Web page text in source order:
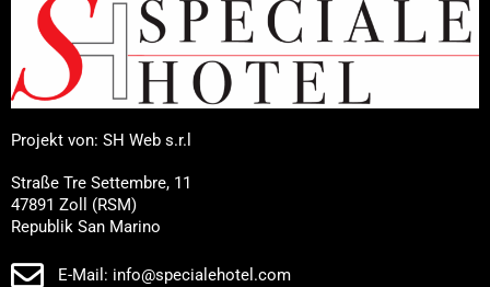
Projekt von: SH Web s.r.l
Straße Tre Settembre, 11
47891 Zoll (RSM)
Republik San Marino
E-Mail: info@specialehotel.com